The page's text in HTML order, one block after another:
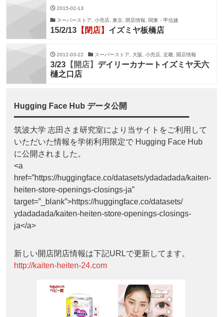
2015-02-13
スーパーストア, 小売店, 東京, 閉店情報, 関東・甲信越
15/2/13 【閉店】 イズミヤ板橋店
2012-03-22 スーパーストア, 大阪, 小売店, 近畿, 開店情報
3/23 【開店】 デイリーカナートイズミヤ天六
樋之口店
Hugging Face Hub データ公開
筑波大学 志田さま研究室により当サイトをご利用して
いただいた情報を学術利用限定で Hugging Face Hub
に公開されました。
<a
href=”https://huggingface.co/datasets/ydadadada/kaiten-
heiten-store-openings-closings-ja”
target=”_blank”>https://huggingface.co/datasets/
ydadadada/kaiten-heiten-store-openings-closings-
ja</a>
新しい開店閉店情報は下記URLで更新してます。
http://kaiten-heiten-24.com